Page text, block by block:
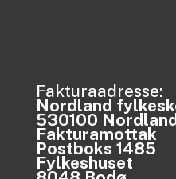
Fakturaadresse:
Nordland
530100
Fakturamottak
Postboks 1485
Fylkeshuset